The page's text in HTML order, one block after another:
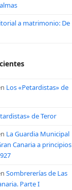
a matrimonio: De
Los «Petardistas» de
de Teror
La Guardia Municipal
Canaria a principios
Sombrererías de Las
Parte I